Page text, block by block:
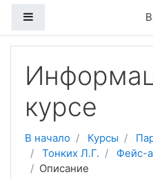
курсе
В начало Курсы
Тонких Л.Г.
Фейс-
Описание